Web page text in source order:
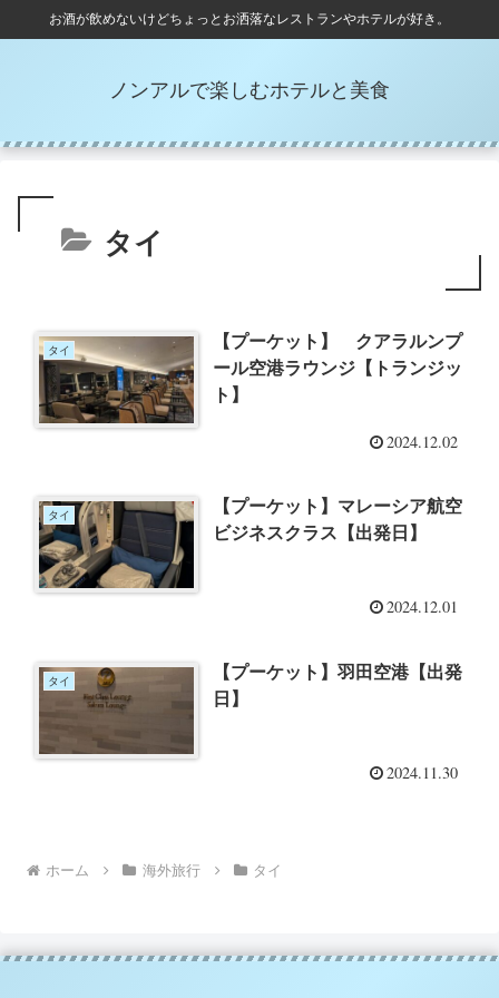
お酒が飲めないけどちょっとお洒落なレストランやホテルが好き。
ノンアルで楽しむホテルと美食
タイ
タイ
【プーケット】 クアラルンプ
ール空港ラウンジ【トランジッ
ト】
2024.12.02
タイ
【プーケット】マレーシア航空
ビジネスクラス【出発日】
2024.12.01
タイ
【プーケット】羽田空港【出発
日】
2024.11.30
ホーム 海外旅行 タイ